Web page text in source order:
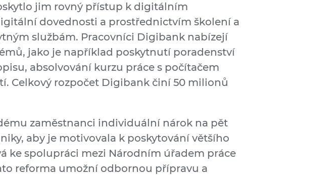
jim rovný přístup k digitálním
dovednosti a prostřednictvím školení a
službám. Pracovníci Digibank nabízejí
jako je například poskytnutí poradenství
absolvování kurzu práce s počítačem
Celkový rozpočet Digibank činí 50 milionů
zaměstnanci individuální nárok na pět
aby je motivovala k poskytování většího
ke spolupráci mezi Národním úřadem práce
reforma umožní odbornou přípravu a